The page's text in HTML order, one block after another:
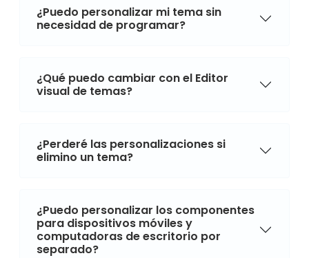
¿Puedo personalizar mi tema sin
necesidad de programar?
¿Qué puedo cambiar con el Editor
visual de temas?
¿Perderé las personalizaciones si
elimino un tema?
¿Puedo personalizar los componentes
para dispositivos móviles y
computadoras de escritorio por
separado?